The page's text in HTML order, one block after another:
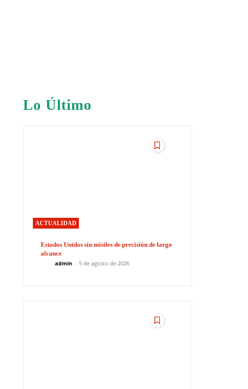
Lo Último
ACTUALIDAD
Estados Unidos sin misiles de precisión de largo
alcance
admin - 5 de agosto de 2026